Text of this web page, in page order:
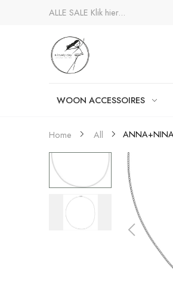
ALLE SALE Klik hier...
WOON ACCESSOIRES
Home All